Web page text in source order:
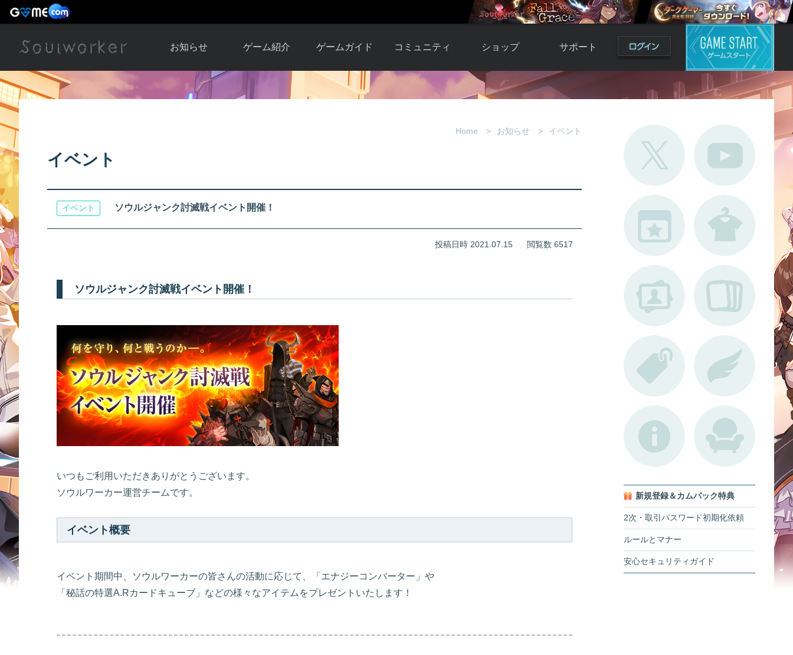
お知らせ
お知らせ一覧
ゲーム紹介
ソウルワーカー
アップデート履
歴
ゲームガイド
ガイド総合もく
コミュニティ
自由掲示板
ショップ
Y.Pの購入
アイテムカタロ
サポート
よくある質問
不具合対応状況
Home お知らせ イベント
イベント
イベント ソウルジャンク討滅戦イベント開催！
投稿日時 2021.07.15 閲覧数 6517
ソウルジャンク討滅戦イベント開催！
いつもご利用いただきありがとうございます。
ソウルワーカー運営チームです。
イベント概要
イベント期間中、ソウルワーカーの皆さんの活動に応じて、「エナジーコンバーター」や
「秘話の特選A.Rカードキューブ」などの様々なアイテムをプレゼントいたします！
新規登録＆カムバック特典
2次・取引パスワード初期化依頼
ルールとマナー
安心セキュリティガイド